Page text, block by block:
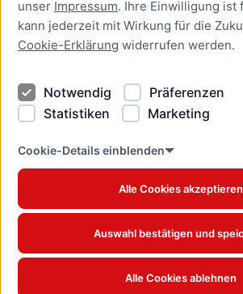
unser Impressum. Ihre Einwilligung ist
kann jederzeit mit Wirkung für die
Cookie-Erklärung widerrufen werden.
Notwendig
Präferenzen
Statistiken
Marketing
Cookie-Details einblenden
Alle Cookies akzeptieren
Auswahl bestätigen und
Alle Cookies ablehnen
Kontakt
Kontakt
Datenschutzhinweise
Barrierefreiheit
Cookie Erklärung
www.luebeck.de